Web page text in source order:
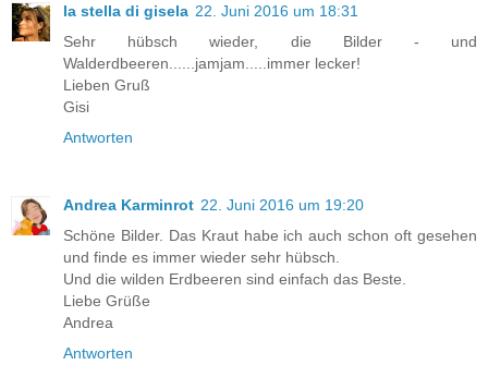
la stella di gisela 22. Juni 2016 um 18:31
Sehr hübsch wieder, die Bilder - und
Walderdbeeren......jamjam.....immer lecker!
Lieben Gruß
Gisi
Antworten
Andrea Karminrot 22. Juni 2016 um 19:20
Schöne Bilder. Das Kraut habe ich auch schon oft gesehen
und finde es immer wieder sehr hübsch.
Und die wilden Erdbeeren sind einfach das Beste.
Liebe Grüße
Andrea
Antworten